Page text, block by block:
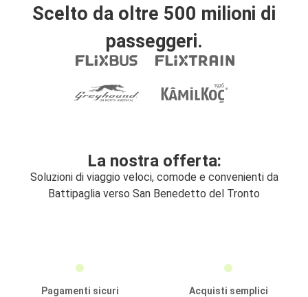
Scelto da oltre 500 milioni di
passeggeri.
La nostra offerta:
Soluzioni di viaggio veloci, comode e convenienti da
Battipaglia verso San Benedetto del Tronto
Pagamenti sicuri
Acquisti semplici